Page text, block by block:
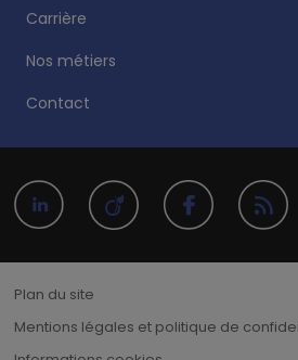
Carrière
Nos métiers
Contact
Plan du site
Mentions légales et politique de